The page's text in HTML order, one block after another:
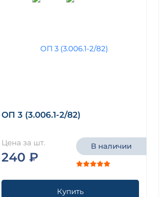
ОП 3 (3.006.1-2/82)
Цена за шт.
240 ₽
В наличии
Купить